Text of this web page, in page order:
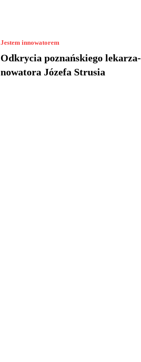
Jestem innowatorem
Odkrycia poznańskiego lekarza-
nowatora Józefa Strusia